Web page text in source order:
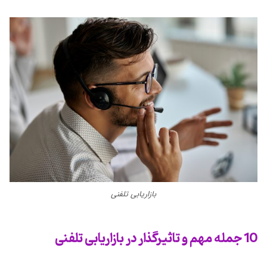
بازاریابی تلفنی
10 جمله مهم و تاثیرگذار در بازاریابی تلفنی